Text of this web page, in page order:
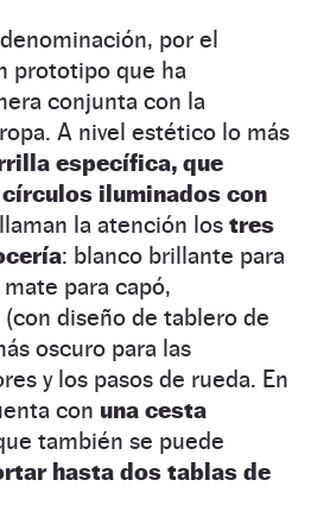
por el
prototipo que ha
conjunta con la
A nivel estético lo más
específica, que
iluminados con
la atención los tres
: blanco brillante para
para capó,
diseño de tablero de
oscuro para las
y los pasos de rueda. En
con una cesta
también se puede
hasta dos tablas de